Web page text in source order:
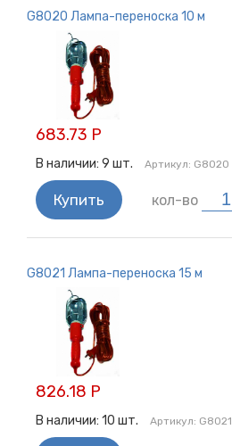
Переносные лампы
Электрика
G8020 Лампа-переноска 10 м
683.73 Р
В наличии: 9 шт. Артикул: G8020
Купить кол-во
G8021 Лампа-переноска 15 м
826.18 Р
В наличии: 10 шт. Артикул: G8021